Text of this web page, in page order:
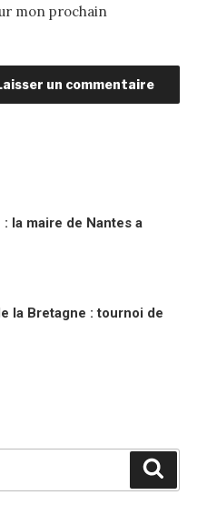
mon prochain
la maire de Nantes a
la Bretagne : tournoi de